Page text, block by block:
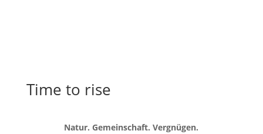
Time to rise
Natur. Gemeinschaft. Vergnügen.